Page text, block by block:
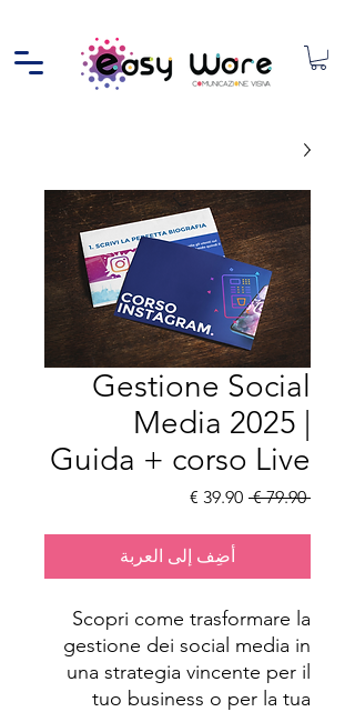
Gestione Social
Media 2025 |
Guida + corso Live
‏79.90 € سعر عاديسعر البيع
أضِف إلى العربة
Scopri come trasformare la
gestione dei social media in
una strategia vincente per il
tuo business o per la tua